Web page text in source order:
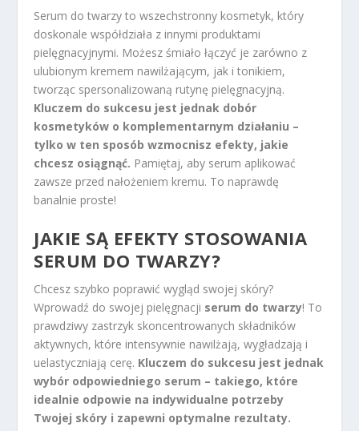
Serum do twarzy to wszechstronny kosmetyk, który
doskonale współdziała z innymi produktami
pielęgnacyjnymi. Możesz śmiało łączyć je zarówno z
ulubionym kremem nawilżającym, jak i tonikiem,
tworząc spersonalizowaną rutynę pielęgnacyjną.
Kluczem do sukcesu jest jednak dobór
kosmetyków o komplementarnym działaniu –
tylko w ten sposób wzmocnisz efekty, jakie
chcesz osiągnąć. Pamiętaj, aby serum aplikować
zawsze przed nałożeniem kremu. To naprawdę
banalnie proste!
JAKIE SĄ EFEKTY STOSOWANIA
SERUM DO TWARZY?
Chcesz szybko poprawić wygląd swojej skóry?
Wprowadź do swojej pielęgnacji serum do twarzy! To
prawdziwy zastrzyk skoncentrowanych składników
aktywnych, które intensywnie nawilżają, wygładzają i
uelastyczniają cerę. Kluczem do sukcesu jest jednak
wybór odpowiedniego serum – takiego, które
idealnie odpowie na indywidualne potrzeby
Twojej skóry i zapewni optymalne rezultaty.